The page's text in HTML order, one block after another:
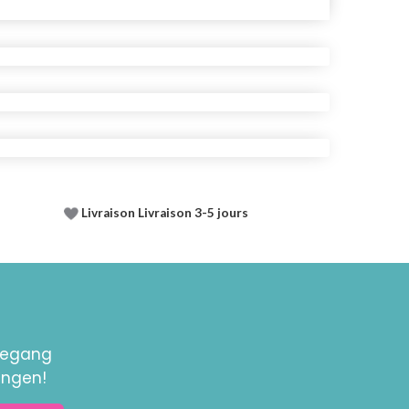
Livraison Livraison 3-5 jours